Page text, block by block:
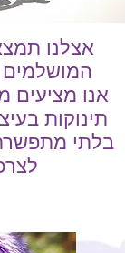
אצלנו
המושלמים
אנו מציעים
תינוקות
בלתי